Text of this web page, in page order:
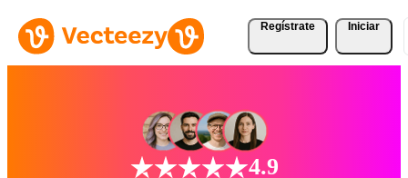
Regístrate Iniciar
4.9